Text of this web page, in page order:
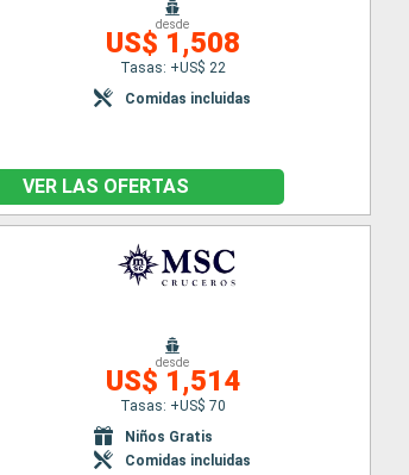
desde
US$ 1,508
Tasas: +US$ 22
Comidas incluidas
VER LAS OFERTAS
desde
US$ 1,514
Tasas: +US$ 70
Niños Gratis
Comidas incluidas